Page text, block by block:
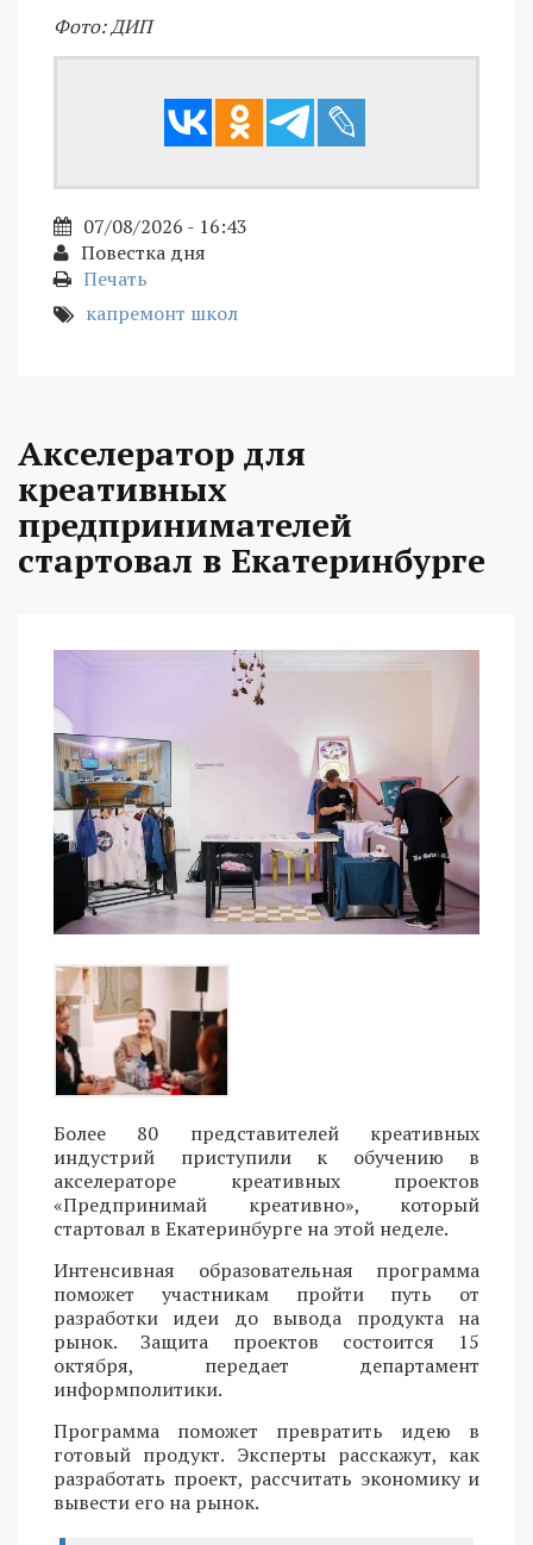
Фото: ДИП
07/08/2026 - 16:43
Повестка дня
Печать
капремонт школ
Акселератор для
креативных
предпринимателей
стартовал в Екатеринбурге
Более 80 представителей креативных
индустрий приступили к обучению в
акселераторе креативных проектов
«Предпринимай креативно», который
стартовал в Екатеринбурге на этой неделе.
Интенсивная образовательная программа
поможет участникам пройти путь от
разработки идеи до вывода продукта на
рынок. Защита проектов состоится 15
октября, передает департамент
информполитики.
Программа поможет превратить идею в
готовый продукт. Эксперты расскажут, как
разработать проект, рассчитать экономику и
вывести его на рынок.